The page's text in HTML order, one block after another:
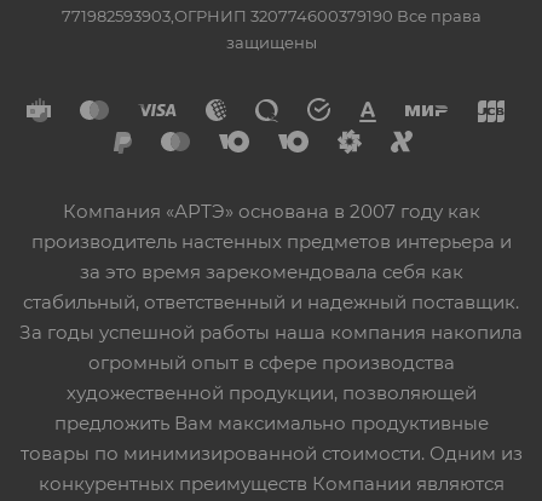
771982593903,ОГРНИП 320774600379190 Все права
защищены
Компания «АРТЭ» основана в 2007 году как
производитель настенных предметов интерьера и
за это время зарекомендовала себя как
стабильный, ответственный и надежный поставщик.
За годы успешной работы наша компания накопила
огромный опыт в сфере производства
художественной продукции, позволяющей
предложить Вам максимально продуктивные
товары по минимизированной стоимости. Одним из
конкурентных преимуществ Компании являются